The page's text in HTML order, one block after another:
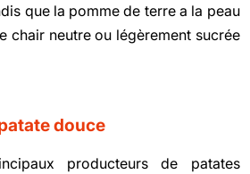
que la pomme de terre a la peau
chair neutre ou légèrement sucrée
douce
producteurs de patates